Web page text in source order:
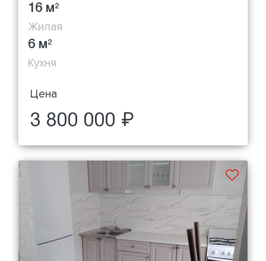
16 м2
Жилая
6 м2
Кухня
Цена
3 800 000 ₽